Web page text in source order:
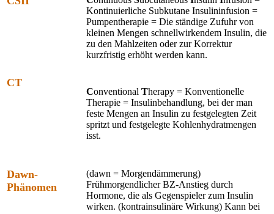
Kontinuierliche Subkutane Insulininfusion =
Pumpentherapie = Die ständige Zufuhr von
kleinen Mengen schnellwirkendem Insulin, die
zu den Mahlzeiten oder zur Korrektur
kurzfristig erhöht werden kann.
CT
Conventional Therapy = Konventionelle
Therapie = Insulinbehandlung, bei der man
feste Mengen an Insulin zu festgelegten Zeit
spritzt und festgelegte Kohlenhydratmengen
isst.
Dawn-
Phänomen
(dawn = Morgendämmerung)
Frühmorgendlicher BZ-Anstieg durch
Hormone, die als Gegenspieler zum Insulin
wirken. (kontrainsulinäre Wirkung) Kann bei